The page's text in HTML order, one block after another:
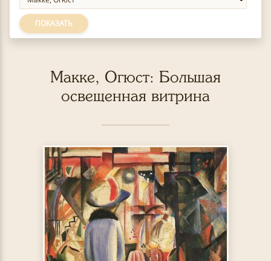
ПОКАЗАТЬ
Макке, Огюст: Большая
освещенная витрина